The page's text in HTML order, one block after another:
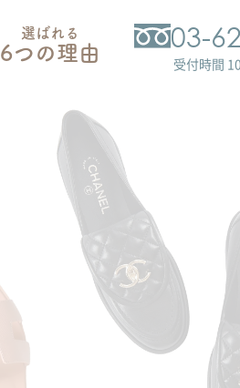
選ばれる
6つの理由 03-
受付時間